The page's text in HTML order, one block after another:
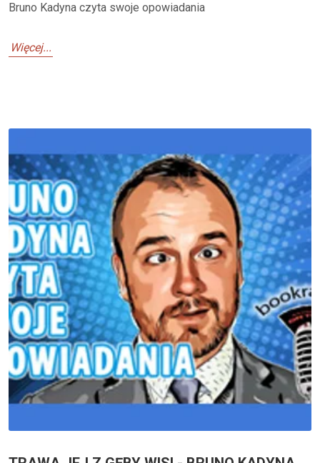
Bruno Kadyna czyta swoje opowiadania
Więcej...